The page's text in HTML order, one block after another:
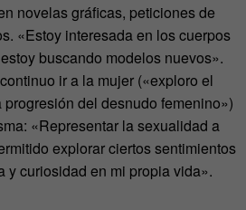
novelas gráficas, peticiones de
«Estoy interesada en los cuerpos
buscando modelos nuevos».
ir a la mujer («exploro el
del desnudo femenino»)
«Representar la sexualidad a
explorar ciertos sentimientos
y curiosidad en mi propia vida».